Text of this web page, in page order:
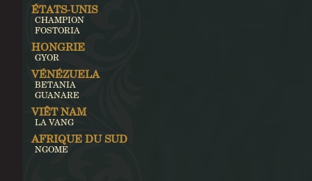
ÉTATS-UNIS
CHAMPION
FOSTORIA
HONGRIE
GYOR
VÉNÉZUELA
BETANIA
GUANARE
VIÊT NAM
LA VANG
AFRIQUE DU SUD
NGOME